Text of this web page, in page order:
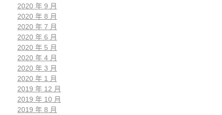
2020 年 9 月
2020 年 8 月
2020 年 7 月
2020 年 6 月
2020 年 5 月
2020 年 4 月
2020 年 3 月
2020 年 1 月
2019 年 12 月
2019 年 10 月
2019 年 8 月